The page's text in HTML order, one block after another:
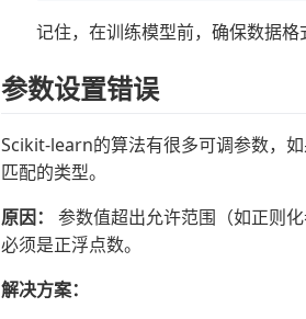
记住，在训练模型前，确保数据
参数设置错误
Scikit-learn的算法有很多可调参数，
匹配的类型。
原因：
参数值超出允许范围（如正则
必须是正浮点数。
解决方案：